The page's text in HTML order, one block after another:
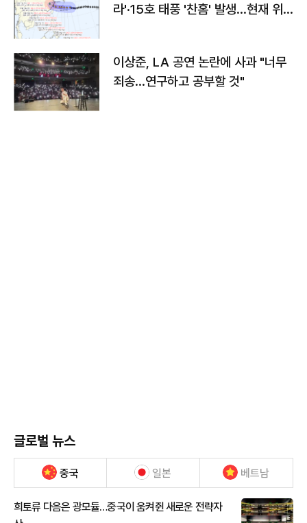
라'·15호 태풍 '찬홈' 발생…현재 위
이상준, LA 공연 논란에 사과 "너무
죄송…연구하고 공부할 것"
글로벌 뉴스
중국 일본 베트남
희토류 다음은 광모듈…중국이 움켜쥔 새로운 전략자